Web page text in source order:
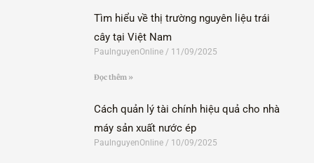
Tìm hiểu về thị trường nguyên liệu trái
cây tại Việt Nam
PaulnguyenOnline 11/09/2025
Đọc thêm »
Cách quản lý tài chính hiệu quả cho nhà
máy sản xuất nước ép
PaulnguyenOnline 10/09/2025